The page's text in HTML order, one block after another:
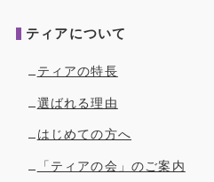
ティアについて
ティアの特長
選ばれる理由
はじめての方へ
「ティアの会」のご案内